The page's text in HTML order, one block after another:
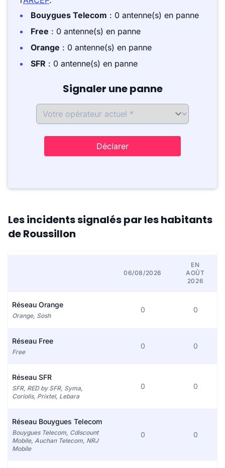
Bouygues Telecom : 0 antenne(s) en panne
Free : 0 antenne(s) en panne
Orange : 0 antenne(s) en panne
SFR : 0 antenne(s) en panne
Signaler une panne
Déclarer
Les incidents signalés par les habitants
de Roussillon
06/08/2026
EN
AOÛT
2026
Réseau Orange
Orange, Sosh
0 0
Réseau Free
Free
0 0
Réseau SFR
SFR, RED by SFR, Syma,
Coriolis, Prixtel, Lebara
0 0
Réseau Bouygues Telecom
Bouygues Telecom, Cdiscount
Mobile, Auchan Telecom, NRJ
Mobile
0 0